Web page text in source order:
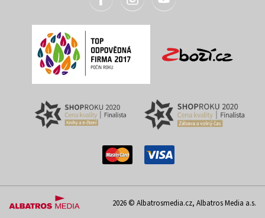
2026 © Albatrosmedia.cz, Albatros Media a.s.